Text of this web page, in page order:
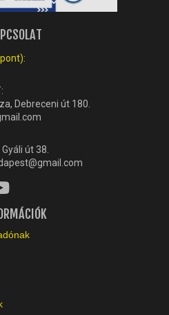
Debreceni út 180.
út 38.